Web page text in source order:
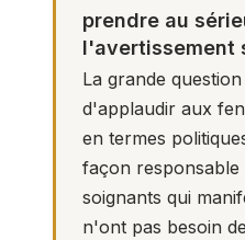
prendre au
l'avertissement
La grande
d'applaudir aux
en termes
façon responsable
soignants qui
n'ont pas besoin